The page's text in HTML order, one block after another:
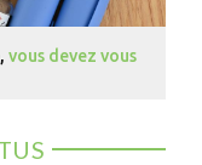
vous devez vous